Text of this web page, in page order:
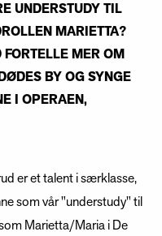
UNDERSTUDY TIL
MARIETTA?
MER OM
BY OG SYNGE
I OPERAEN,
er et talent i særklasse,
som vår "understudy" til
Marietta/Maria i De